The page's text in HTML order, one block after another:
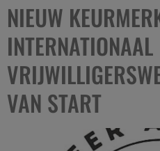
NIEUW
INTERNATIONAAL
VAN START